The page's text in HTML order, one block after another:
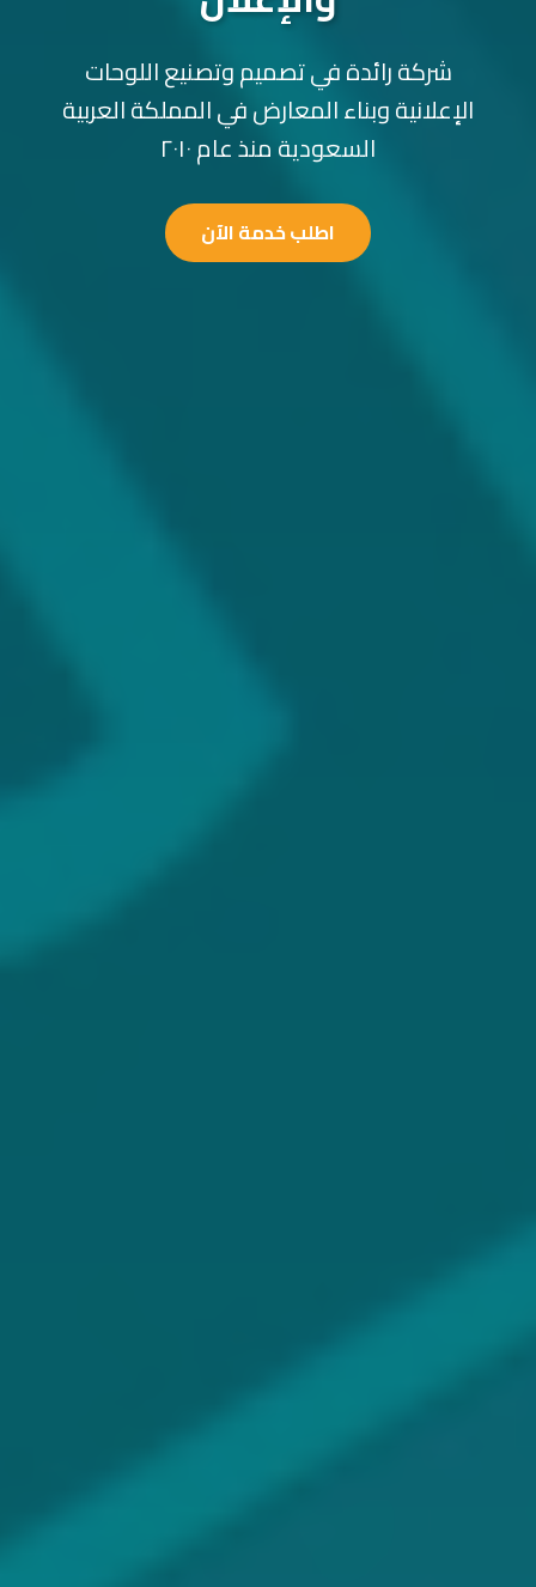
شركة رائدة في تصميم وتصنيع اللوحات
الإعلانية وبناء المعارض في المملكة العربية
السعودية منذ عام ٢٠١٠
اطلب خدمة الآن